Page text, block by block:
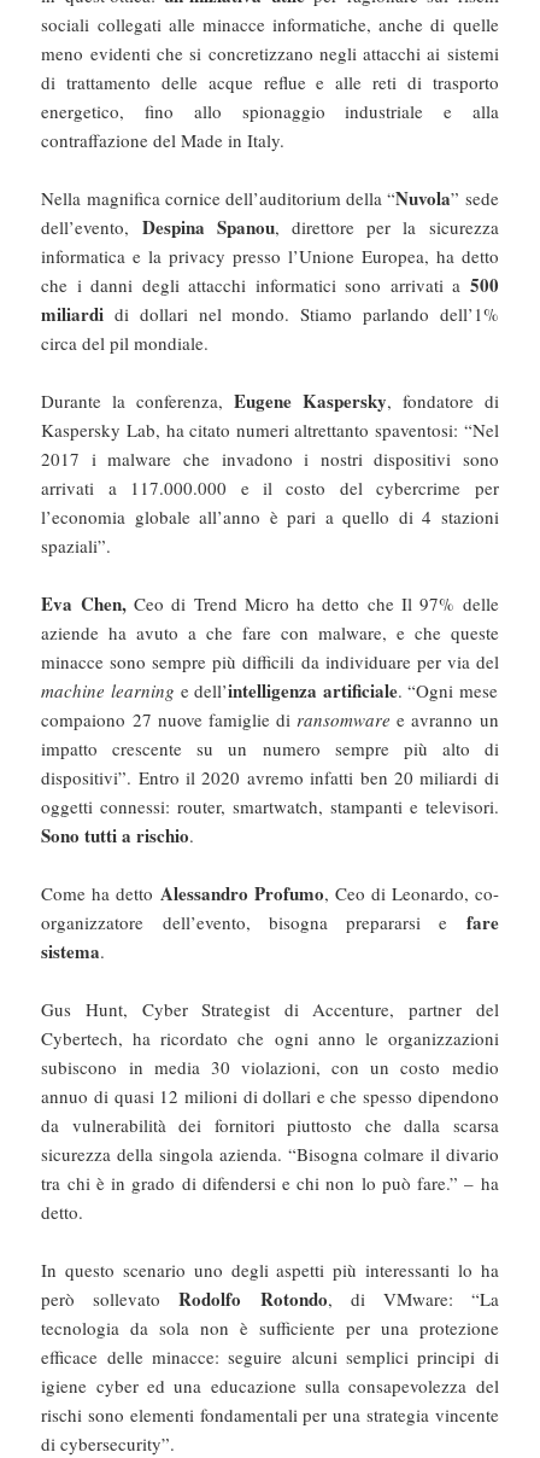
sociali collegati alle minacce informatiche, anche di quelle
meno evidenti che si concretizzano negli attacchi ai sistemi
di trattamento delle acque reflue e alle reti di trasporto
energetico, fino allo spionaggio industriale e alla
contraffazione del Made in Italy.
Nella magnifica cornice dell’auditorium della “Nuvola” sede
dell’evento, Despina Spanou, direttore per la sicurezza
informatica e la privacy presso l’Unione Europea, ha detto
che i danni degli attacchi informatici sono arrivati a 500
miliardi di dollari nel mondo. Stiamo parlando dell’1%
circa del pil mondiale.
Durante la conferenza, Eugene Kaspersky, fondatore di
Kaspersky Lab, ha citato numeri altrettanto spaventosi: “Nel
2017 i malware che invadono i nostri dispositivi sono
arrivati a 117.000.000 e il costo del cybercrime per
l’economia globale all’anno è pari a quello di 4 stazioni
spaziali”.
Eva Chen,Ceo di Trend Micro ha detto che Il 97% delle
aziende ha avuto a che fare con malware, e che queste
minacce sono sempre più difficili da individuare per via del
machine learning e dell’intelligenza artificiale. “Ogni mese
compaiono 27 nuove famiglie diransomware e avranno un
impatto crescente su un numero sempre più alto di
dispositivi”. Entro il 2020 avremo infatti ben 20 miliardi di
oggetti connessi: router, smartwatch, stampanti e televisori.
Sono tutti a rischio.
Come ha detto Alessandro Profumo, Ceo di Leonardo, co-
organizzatore dell’evento, bisogna prepararsi e fare
sistema.
Gus Hunt, Cyber Strategist di Accenture, partner del
Cybertech, ha ricordato che ogni anno le organizzazioni
subiscono in media 30 violazioni, con un costo medio
annuo di quasi 12 milioni di dollari e che spesso dipendono
da vulnerabilità dei fornitori piuttosto che dalla scarsa
sicurezza della singola azienda. “Bisogna colmare il divario
tra chi è in grado di difendersi e chi non lo può fare.” – ha
detto.
In questo scenario uno degli aspetti più interessanti lo ha
però sollevato
Rodolfo Rotondo, di VMware: “La
tecnologia da sola non è sufficiente per una protezione
efficace delle minacce: seguire alcuni semplici principi di
igiene cyber ed una educazione sulla consapevolezza del
rischi sono elementi fondamentali per una strategia vincente
di cybersecurity”.